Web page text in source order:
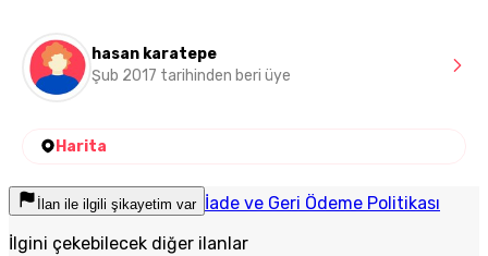
hasan karatepe
Şub 2017 tarihinden beri üye
Harita
İlan ile ilgili şikayetim var İade ve Geri Ödeme Politikası
İlgini çekebilecek diğer ilanlar